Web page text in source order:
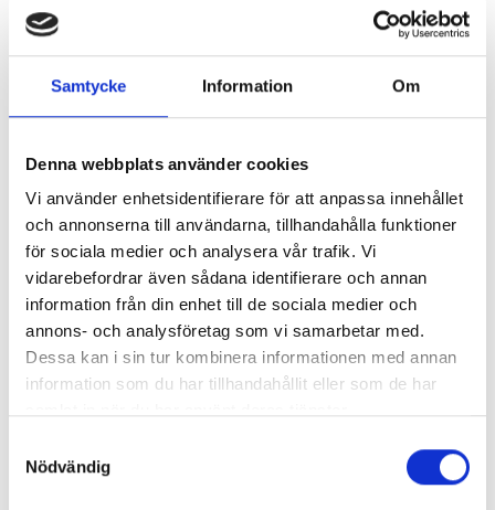
Samtycke Information Om
Denna webbplats använder cookies
Vi använder enhetsidentifierare för att anpassa innehållet
och annonserna till användarna, tillhandahålla funktioner
för sociala medier och analysera vår trafik. Vi
vidarebefordrar även sådana identifierare och annan
information från din enhet till de sociala medier och
annons- och analysföretag som vi samarbetar med.
Dessa kan i sin tur kombinera informationen med annan
information som du har tillhandahållit eller som de har
Nödvändig
att låna flyttkartonger av oss? Tveka då inte attkontakta
oss
Nyhetsarkiv
Huvudrubrik
▼
Varför välja Express Flyttning?
Behöver du flytthjälp?
2024-10-
Effektivt flytt i Göteborg
2022-01-
Företagsflytt i Göteborg
2021-09-